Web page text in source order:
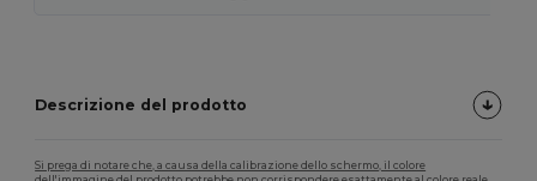
Descrizione del prodotto
Si prega di notare che, a causa della calibrazione dello schermo, il colore